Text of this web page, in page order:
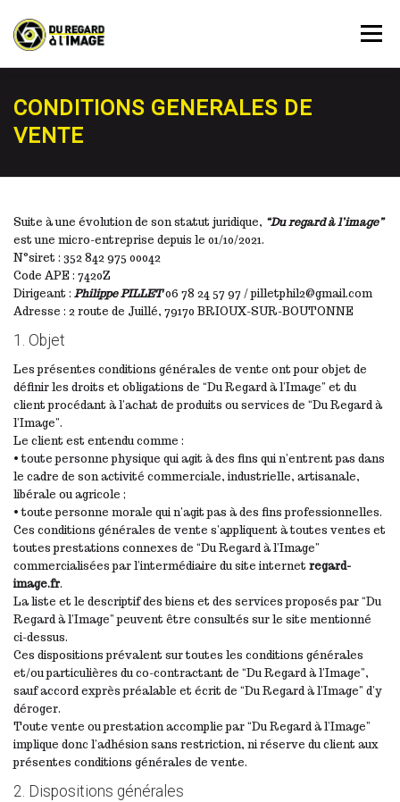
contenu
Menu
PRESTATIONS AGENDA RÉSERVATION
CONTACT
CONDITIONS GENERALES DE
VENTE
Suite à une évolution de son statut juridique, “Du regard à l’image”
est une micro-entreprise depuis le 01/10/2021.
N°siret : 352 842 975 00042
Code APE : 7420Z
Dirigeant : Philippe PILLET06 78 24 57 97 / pilletphil2@gmail.com
Adresse : 2 route de Juillé, 79170 BRIOUX-SUR-BOUTONNE
1. Objet
Les présentes conditions générales de vente ont pour objet de
définir les droits et obligations de “Du Regard à l’Image” et du
client procédant à l’achat de produits ou services de “Du Regard à
l’Image”.
Le client est entendu comme :
• toute personne physique qui agit à des fins qui n’entrent pas dans
le cadre de son activité commerciale, industrielle, artisanale,
libérale ou agricole ;
• toute personne morale qui n’agit pas à des fins professionnelles.
Ces conditions générales de vente s’appliquent à toutes ventes et
toutes prestations connexes de “Du Regard à l’Image”
commercialisées par l’intermédiaire du site internet regard-
image.fr.
La liste et le descriptif des biens et des services proposés par “Du
Regard à l’Image” peuvent être consultés sur le site mentionné
ci-dessus.
Ces dispositions prévalent sur toutes les conditions générales
et/ou particulières du co-contractant de “Du Regard à l’Image”,
sauf accord exprès préalable et écrit de “Du Regard à l’Image” d’y
déroger.
Toute vente ou prestation accomplie par “Du Regard à l’Image”
implique donc l’adhésion sans restriction, ni réserve du client aux
présentes conditions générales de vente.
2. Dispositions générales